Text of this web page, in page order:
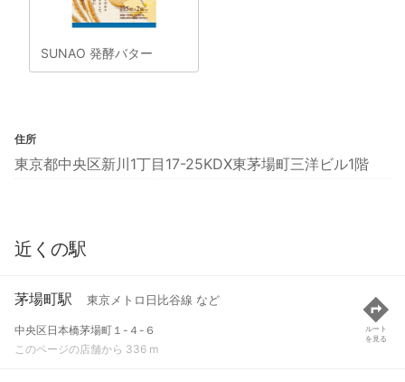
SUNAO 発酵バター
住所
東京都中央区新川1丁目17-25KDX東茅場町三洋ビル1階
近くの駅
茅場町駅 東京メトロ日比谷線 など
中央区日本橋茅場町１-４-６
このページの店舗から 336 m
ルート
を見る